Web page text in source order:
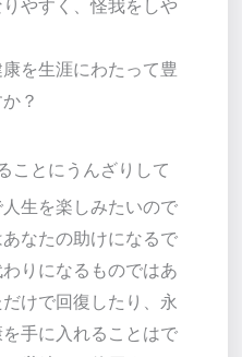
やすく、怪我をしや
を生涯にわたって豊
？
ことにうんざりして
生を楽しみたいので
なたの助けになるで
りになるものではあ
けで回復したり、永
手に入れることはで